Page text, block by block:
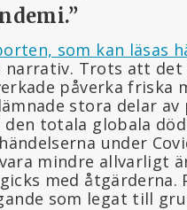
som kan läsas
Trots att det
påverka friska
stora delar
totala globala
under
mindre allvarligt
med åtgärderna.
som legat till